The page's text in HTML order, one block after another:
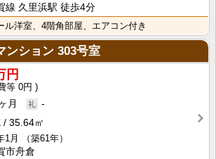
線 久里浜駅 徒歩4分
ル洋室、4階角部屋、エアコン付き
ンション 303号室
円
0円
月
-
35.64㎡
1月
（築61年）
市舟倉